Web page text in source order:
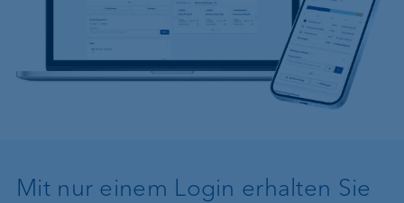
Mit nur einem Login erhalten Sie